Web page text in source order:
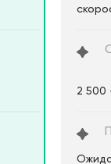
2 500